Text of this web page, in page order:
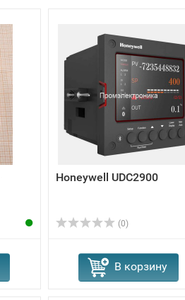
Honeywell UDC2900
(0)
В корзину